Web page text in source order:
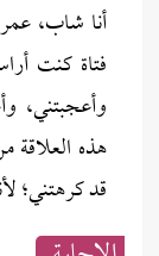
فتاة كنت
وأعجبتني،
هذه
قد كرهتني؛